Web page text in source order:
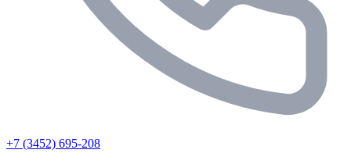
+7 (3452) 695-208